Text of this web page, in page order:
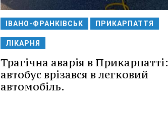
ІВАНО-ФРАНКІВСЬК ПРИКАРПАТТЯ
ЛІКАРНЯ
Трагічна аварія в Прикарпатті:
автобус врізався в легковий
автомобіль.